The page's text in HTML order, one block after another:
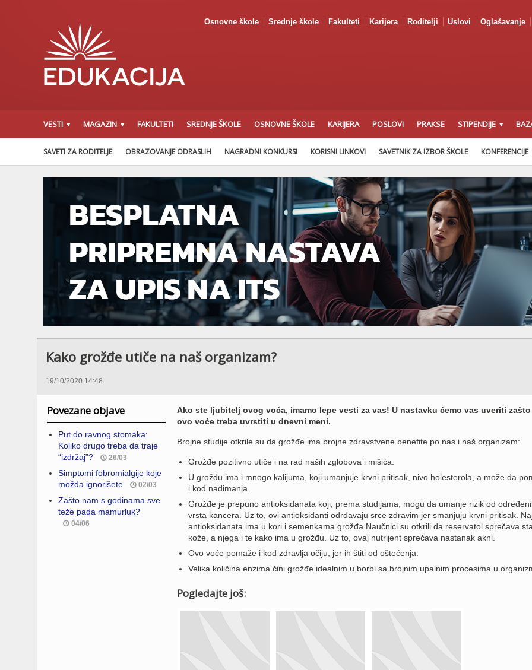
Osnovne škole Srednje škole Fakulteti Karijera Roditelji Uslovi Oglašavanje
VESTI MAGAZIN FAKULTETI SREDNJE ŠKOLE OSNOVNE ŠKOLE KARIJERA POSLOVI PRAKSE STIPENDIJE
SAVETI ZA RODITELJE OBRAZOVANJE ODRASLIH NAGRADNI KONKURSI KORISNI LINKOVI SAVETNIK ZA IZBOR ŠKOLE KONFERENCIJE
Kako grožđe utiče na naš organizam?
19/10/2020 14:48
Povezane objave
Put do ravnog stomaka:
Koliko drugo treba da traje
“izdržaj”?
26/03
Simptomi fobromialgije koje
možda ignorišete
02/03
Zašto nam s godinama sve
teže pada mamurluk?
04/06
Ako ste ljubitelj ovog voća, imamo lepe vesti za vas! U nastavku ćemo vas uveriti
ovo voće treba uvrstiti u dnevni meni.
Brojne studije otkrile su da grožđe ima brojne zdravstvene benefite po nas i naš organizam:
Grožđe pozitivno utiče i na rad naših zglobova i mišića.
U grožđu ima i mnogo kalijuma, koji umanjuje krvni pritisak, nivo holesterola, a može da
i kod nadimanja.
Grožđe je prepuno antioksidanata koji, prema studijama, mogu da umanje rizik od
vrsta kancera. Uz to, ovi antioksidanti odrđavaju srce zdravim jer smanjuju krvni pritisak.
antioksidanata ima u kori i semenkama grožđa.Naučnici su otkrili da reservatol sprečava
kože, a njega i te kako ima u grožđu. Uz to, ovaj nutrijent sprečava nastanak akni.
Ovo voće pomaže i kod zdravlja očiju, jer ih štiti od oštećenja.
Velika količina enzima čini grožđe idealnim u borbi sa brojnim upalnim procesima u
Pogledajte još: